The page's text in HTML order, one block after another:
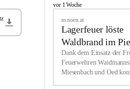
Kulturvereine.
dass Sie in Miesenbach sowie
Gaststätten und urigen
als lebens- und liebenswerten Ort.
werden ebenso groß geschrieben
M
h
vor 1 Woche
m.noen.at
Lagerfeuer löste
Waldbrand im
aus
Dank dem Einsatz der
Feuerwehren
Miesenbach und Oed